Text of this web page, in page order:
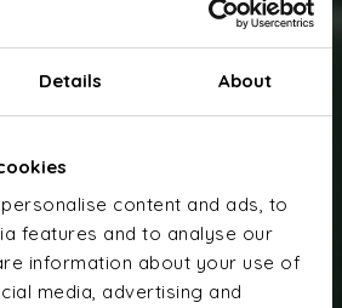
Details About
content and ads, to
features and to analyse our
information about your use of
media, advertising and